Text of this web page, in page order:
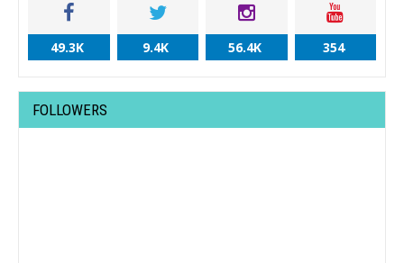
49.3K 9.4K 56.4K 354
FOLLOWERS